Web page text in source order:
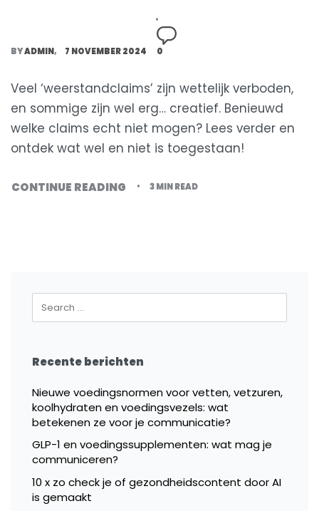
BYADMIN 7 NOVEMBER 2024 0
Veel ‘weerstandclaims’ zijn wettelijk verboden,
en sommige zijn wel erg… creatief. Benieuwd
welke claims echt niet mogen? Lees verder en
ontdek wat wel en niet is toegestaan!
CONTINUE READING 3 MIN READ
Recente berichten
Nieuwe voedingsnormen voor vetten, vetzuren,
koolhydraten en voedingsvezels: wat
betekenen ze voor je communicatie?
GLP-1 en voedingssupplementen: wat mag je
communiceren?
10 x zo check je of gezondheidscontent door AI
is gemaakt